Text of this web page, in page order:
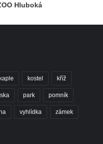
Hluboká
kaple kostel kříž
park pomník
vyhlídka zámek